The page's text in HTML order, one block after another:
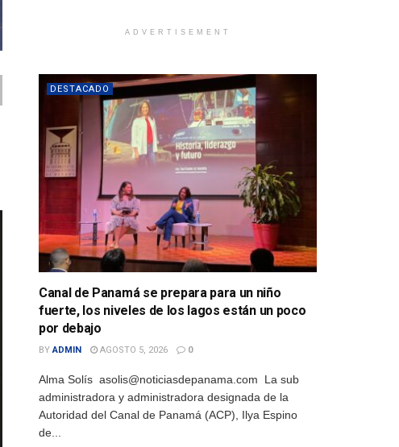
ADVERTISEMENT
DESTACADO
Canal de Panamá se prepara para un niño
fuerte, los niveles de los lagos están un poco
por debajo
BY ADMIN AGOSTO 5, 2026 0
Alma Solís asolis@noticiasdepanama.com La sub
administradora y administradora designada de la
Autoridad del Canal de Panamá (ACP), Ilya Espino
de...